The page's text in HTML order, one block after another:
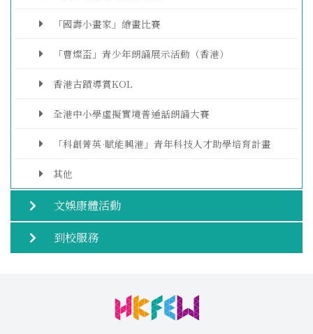
「國壽小畫家」繪畫比賽
「曹燦盃」青少年朗誦展示活動（香港）
香港古蹟導賞KOL
全港中小學虛擬實境普通話朗誦大賽
「科創菁英·賦能興港」青年科技人才助學培育計畫
其他
文娛康體活動
到校服務